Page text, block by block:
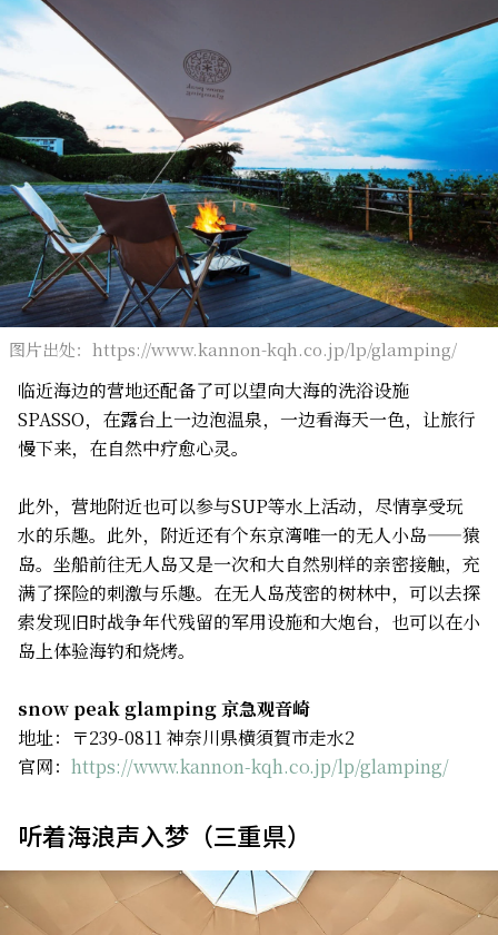
图片出处：https://www.kannon-kqh.co.jp/lp/glamping/
临近海边的营地还配备了可以望向大海的洗浴设施
SPASSO，在露台上一边泡温泉，一边看海天一色，让旅行
慢下来，在自然中疗愈心灵。
此外，营地附近也可以参与SUP等水上活动，尽情享受玩
水的乐趣。此外，附近还有个东京湾唯一的无人小岛——猿
岛。坐船前往无人岛又是一次和大自然别样的亲密接触，充
满了探险的刺激与乐趣。在无人岛茂密的树林中，可以去探
索发现旧时战争年代残留的军用设施和大炮台，也可以在小
岛上体验海钓和烧烤。
snow peak glamping 京急观音崎
地址：〒239-0811 神奈川県横須賀市走水2
官网： https://www.kannon-kqh.co.jp/lp/glamping/
听着海浪声入梦（三重県）